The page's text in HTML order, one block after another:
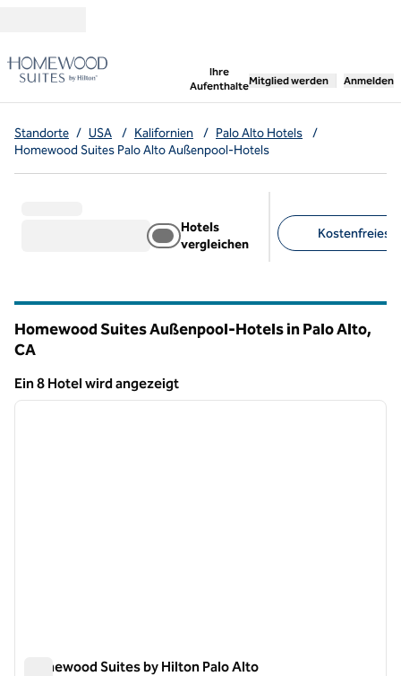
Ihre
Aufenthalte
,öffnet neue
Mitglied werden Anmelden
Standorte / USA / Kalifornien / Palo Alto Hotels
/
Homewood Suites Palo Alto Außenpool-Hotels
Hotels
vergleichen
Kostenfreies
Homewood Suites Außenpool-Hotels in Palo Alto,
CA
Ein 8 Hotel wird angezeigt
Ein 8 Hotel wird angezeigt
1 von 12
Homewood Suites by Hilton Palo Alto